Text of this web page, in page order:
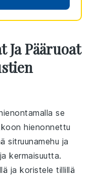
Pääruoat
se
hienonnettu
sitruunamehu ja
kermaisuutta.
ja koristeletillillä